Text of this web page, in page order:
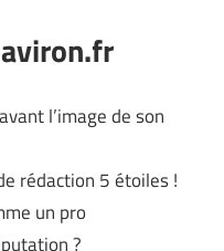
l’image de son
rédaction 5 étoiles !
un pro
?